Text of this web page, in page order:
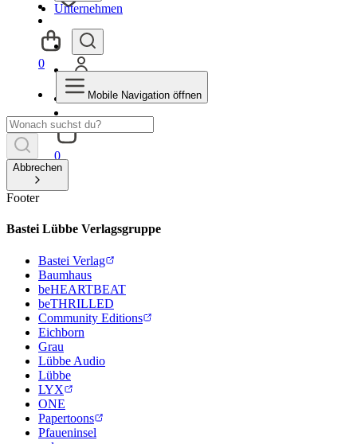
Unternehmen
0
0
Mobile Navigation öffnen
Abbrechen
Footer
Bastei Lübbe Verlagsgruppe
Bastei Verlag
Baumhaus
beHEARTBEAT
beTHRILLED
Community Editions
Eichborn
Grau
Lübbe Audio
Lübbe
LYX
ONE
Papertoons
Pfaueninsel